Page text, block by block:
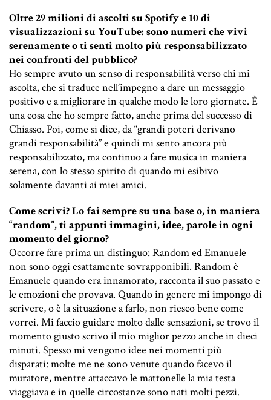
Oltre 29 milioni di ascolti su Spotify e 10 di
visualizzazioni su YouTube: sono numeri che vivi
serenamente o ti senti molto più responsabilizzato
nei confronti del pubblico?
Ho sempre avuto un senso di responsabilità verso chi mi
ascolta, che si traduce nell’impegno a dare un messaggio
positivo e a migliorare in qualche modo le loro giornate. È
una cosa che ho sempre fatto, anche prima del successo di
Chiasso. Poi, come si dice, da “grandi poteri derivano
grandi responsabilità” e quindi mi sento ancora più
responsabilizzato, ma continuo a fare musica in maniera
serena, con lo stesso spirito di quando mi esibivo
solamente davanti ai miei amici.
Come scrivi? Lo fai sempre su una base o, in maniera
“random”, ti appunti immagini, idee, parole in ogni
momento del giorno?
Occorre fare prima un distinguo: Random ed Emanuele
non sono oggi esattamente sovrapponibili. Random è
Emanuele quando era innamorato, racconta il suo passato e
le emozioni che provava. Quando in genere mi impongo di
scrivere, o è la situazione a farlo, non riesco bene come
vorrei. Mi faccio guidare molto dalle sensazioni, se trovo il
momento giusto scrivo il mio miglior pezzo anche in dieci
minuti. Spesso mi vengono idee nei momenti più
disparati: molte me ne sono venute quando facevo il
muratore, mentre attaccavo le mattonelle la mia testa
viaggiava e in quelle circostanze sono nati molti pezzi.